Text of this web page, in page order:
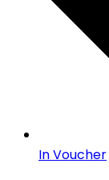
In Voucher